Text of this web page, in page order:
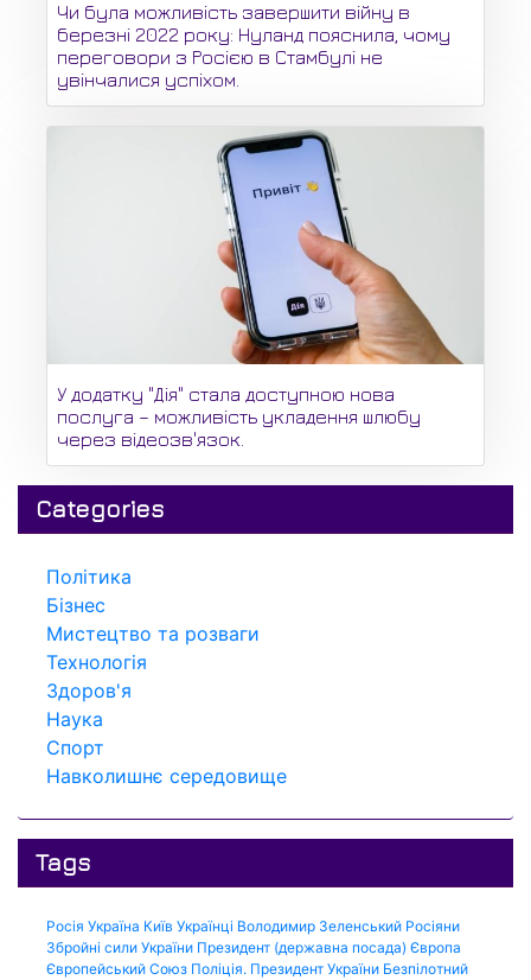
Чи була можливість завершити війну в
березні 2022 року: Нуланд пояснила, чому
переговори з Росією в Стамбулі не
увінчалися успіхом.
У додатку "Дія" стала доступною нова
послуга – можливість укладення шлюбу
через відеозв'язок.
Categories
Політика
Бізнес
Мистецтво та розваги
Технологія
Здоров'я
Наука
Спорт
Навколишнє середовище
Tags
Росія Україна Київ Українці Володимир Зеленський Росіяни
Збройні сили України Президент (державна посада) Європа
Європейський Союз Поліція. Президент України Безпілотний